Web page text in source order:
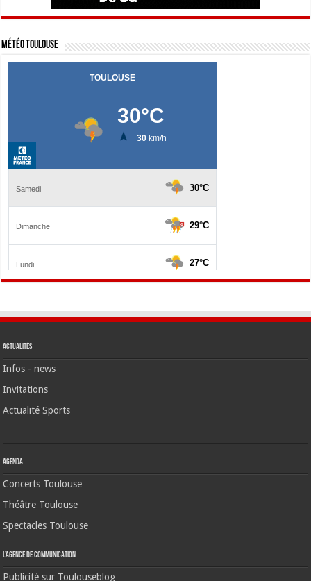
Météo Toulouse
Actualités
Infos - news
Invitations
Actualité Sports
Agenda
Concerts Toulouse
Théâtre Toulouse
Spectacles Toulouse
L’agence de communication
Publicité sur Toulouseblog